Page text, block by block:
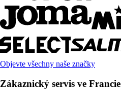
Objevte všechny naše značky
Zákaznický servis ve Francie